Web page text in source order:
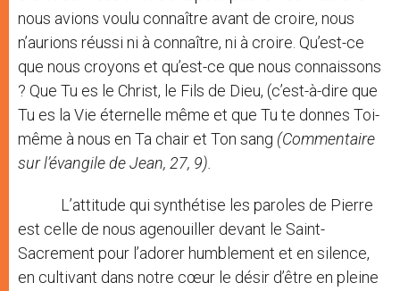
nous avions voulu connaître avant de croire, nous
n’aurions réussi ni à connaître, ni à croire. Qu’est-ce
que nous croyons et qu’est-ce que nous connaissons
? Que Tu es le Christ, le Fils de Dieu, (c’est-à-dire que
Tu es la Vie éternelle même et que Tu te donnes Toi-
même à nous en Ta chair et Ton sang (Commentaire
sur l’évangile de Jean, 27, 9).
L’attitude qui synthétise les paroles de Pierre
est celle de nous agenouiller devant le Saint-
Sacrement pour l’adorer humblement et en silence,
en cultivant dans notre cœur le désir d’être en pleine